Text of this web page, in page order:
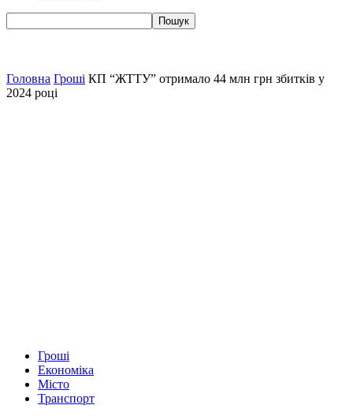
Головна Гроші КП “ЖТТУ” отримало 44 млн грн збитків у
2024 році
Гроші
Економіка
Місто
Транспорт